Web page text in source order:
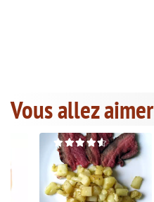
Vous allez aimer